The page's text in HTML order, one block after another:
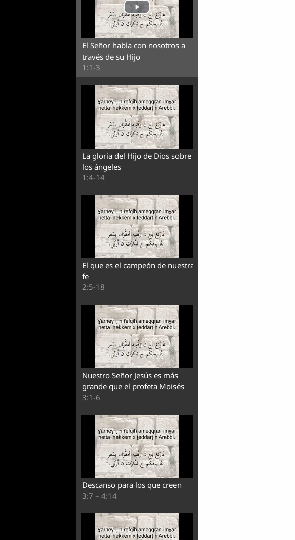
El Señor habla con nosotros a
través de su Hijo
1:1-3
La gloria del Hijo de Dios sobre
los ángeles
1:4-14
El que es el campeón de nuestra
fe
2:5-18
Nuestro Señor Jesús es más
grande que el profeta Moisés
3:1-6
Descanso para los que creen
3:7 – 4:14